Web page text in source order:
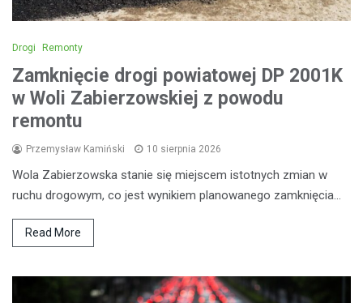
Drogi Remonty
Zamknięcie drogi powiatowej DP 2001K
w Woli Zabierzowskiej z powodu
remontu
Przemysław Kamiński 10 sierpnia 2026
Wola Zabierzowska stanie się miejscem istotnych zmian w
ruchu drogowym, co jest wynikiem planowanego zamknięcia…
Read More